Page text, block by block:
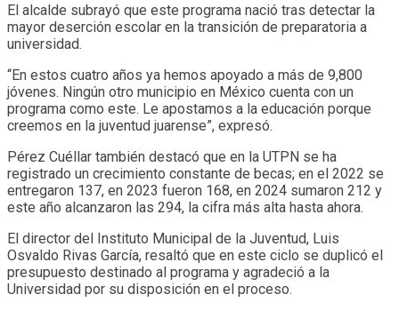
El alcalde subrayó que este programa nació tras detectar la
mayor deserción escolar en la transición de preparatoria a
universidad.
“En estos cuatro años ya hemos apoyado a más de 9,800
jóvenes. Ningún otro municipio en México cuenta con un
programa como este. Le apostamos a la educación porque
creemos en la juventud juarense”, expresó.
Pérez Cuéllar también destacó que en la UTPN se ha
registrado un crecimiento constante de becas; en el 2022 se
entregaron 137, en 2023 fueron 168, en 2024 sumaron 212 y
este año alcanzaron las 294, la cifra más alta hasta ahora.
El director del Instituto Municipal de la Juventud, Luis
Osvaldo Rivas García, resaltó que en este ciclo se duplicó el
presupuesto destinado al programa y agradeció a la
Universidad por su disposición en el proceso.